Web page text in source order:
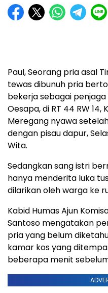
Paul, Seorang pria asal
tewas dibunuh pria
bekerja sebagai
Oesapa, di RT 44 RW
Meregang nyawa
dengan pisau dapur,
Wita.
Sedangkan sang istri
hanya menderita luka
dilarikan oleh warga ke
Kabid Humas Ajun
Santoso mengatakan
pria yang belum
kamar kos yang
beberapa menit